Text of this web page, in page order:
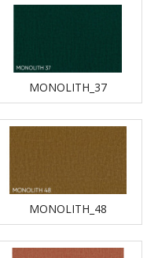
MONOLITH_37
MONOLITH_48